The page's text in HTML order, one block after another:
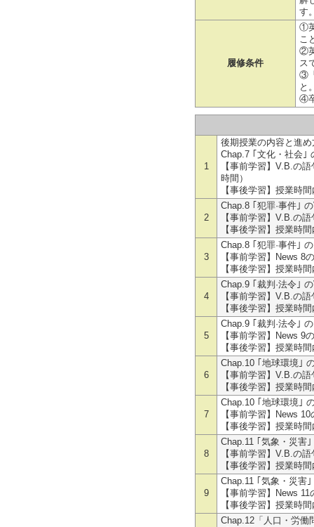
す
履修条件
①
こ
②
ス
③
と
④
1
後期授業の内容と進
Chap.7 ｢文化・社会｣
【事前学習】V.B.の
時間）
【事後学習】授業時
2
Chap.8 ｢犯罪·事件｣
【事前学習】V.B.の
【事後学習】授業時
3
Chap.8 ｢犯罪·事件｣
【事前学習】News 8
【事後学習】授業時
4
Chap.9 ｢裁判·法令｣
【事前学習】V.B.の
【事後学習】授業時
5
Chap.9 ｢裁判·法令｣
【事前学習】News 9
【事後学習】授業時
6
Chap.10 ｢地球環境｣
【事前学習】V.B.の
【事後学習】授業時
7
Chap.10 ｢地球環境｣
【事前学習】News
【事後学習】授業時
8
Chap.11 ｢気象・災害
【事前学習】V.B.の
【事後学習】授業時
9
Chap.11 ｢気象・災害
【事前学習】News
【事後学習】授業時
Chap.12「人口・労働